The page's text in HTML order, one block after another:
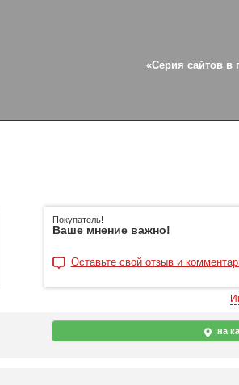
«Серия сайтов в
Покупатель!
Ваше мнение важно!
Оставьте свой отзыв и
на